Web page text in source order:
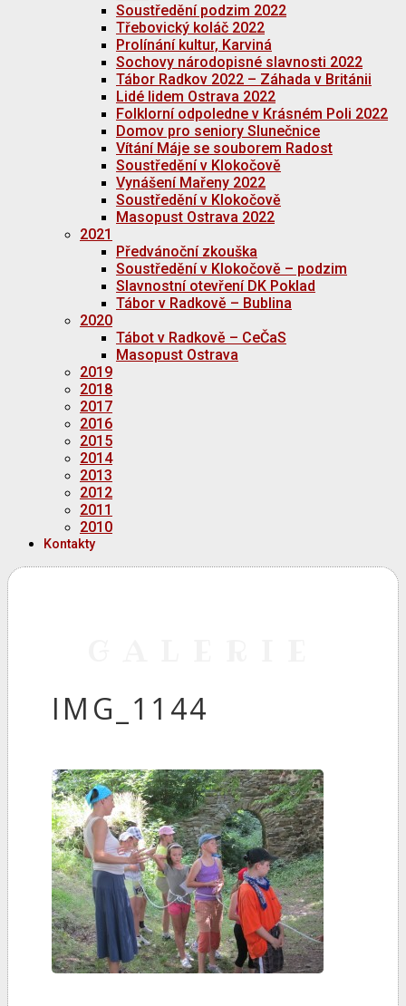
Soustředění podzim 2022
Třebovický koláč 2022
Prolínání kultur, Karviná
Sochovy národopisné slavnosti 2022
Tábor Radkov 2022 – Záhada v Británii
Lidé lidem Ostrava 2022
Folklorní odpoledne v Krásném Poli 2022
Domov pro seniory Slunečnice
Vítání Máje se souborem Radost
Soustředění v Klokočově
Vynášení Mařeny 2022
Soustředění v Klokočově
Masopust Ostrava 2022
2021
Předvánoční zkouška
Soustředění v Klokočově – podzim
Slavnostní otevření DK Poklad
Tábor v Radkově – Bublina
2020
Tábot v Radkově – CeČaS
Masopust Ostrava
2019
2018
2017
2016
2015
2014
2013
2012
2011
2010
Kontakty
IMG_1144